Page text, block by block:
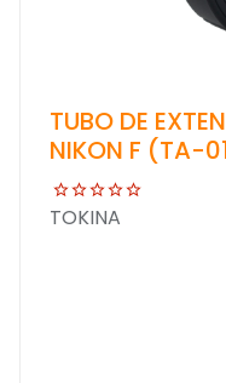
TUBO DE
NIKON F (TA-
TOKINA